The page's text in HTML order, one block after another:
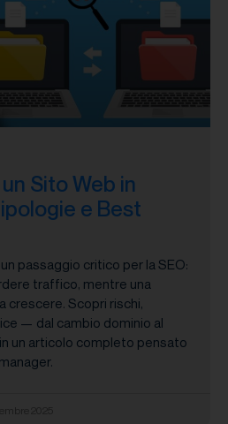
Sito Web in
e Best
passaggio critico per la SEO:
traffico, mentre una
crescere. Scopri rischi,
— dal cambio dominio al
un articolo completo pensato